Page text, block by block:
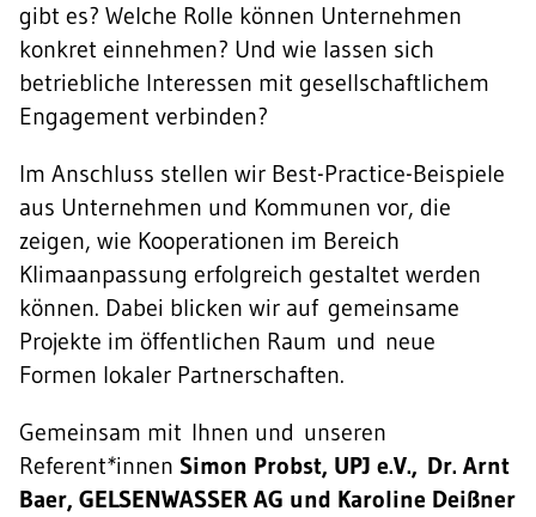
gibt es? Welche Rolle können Unternehmen
konkret einnehmen? Und wie lassen sich
betriebliche Interessen mit gesellschaftlichem
Engagement verbinden?
Im Anschluss stellen wir Best-Practice-Beispiele
aus Unternehmen und Kommunen vor, die
zeigen, wie Kooperationen im Bereich
Klimaanpassung erfolgreich gestaltet werden
können. Dabei blicken wir auf gemeinsame
Projekte im öffentlichen Raum und neue
Formen lokaler Partnerschaften.
Gemeinsam mit Ihnen und unseren
Referent*innen Simon Probst, UPJ e.V., Dr. Arnt
Baer, GELSENWASSER AG und Karoline Deißner